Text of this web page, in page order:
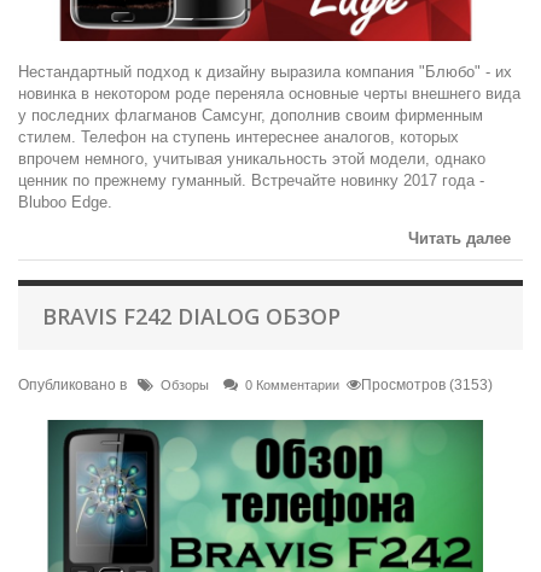
Нестандартный подход к дизайну выразила компания "Блюбо" - их
новинка в некотором роде переняла основные черты внешнего вида
у последних флагманов Самсунг, дополнив своим фирменным
стилем. Телефон на ступень интереснее аналогов, которых
впрочем немного, учитывая уникальность этой модели, однако
ценник по прежнему гуманный. Встречайте новинку 2017 года -
Bluboo Edge.
Читать далее
BRAVIS F242 DIALOG ОБЗОР
Опубликовано в Обзоры 0 Комментарии Просмотров (3153)